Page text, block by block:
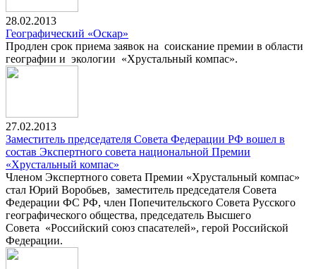
28.02.2013
Географический «Оскар»
Продлен срок приема заявок на соискание премии в области
географии и экологии «Хрустальный компас».
27.02.2013
Заместитель председателя Совета Федерации РФ вошел в
состав Экспертного совета национальной Премии
«Хрустальный компас»
Членом Экспертного совета Премии «Хрустальный компас»
стал Юрий Воробьев, заместитель председателя Совета
Федерации ФС РФ, член Попечительского Совета Русского
географического общества, председатель Высшего
Совета «Российский союз спасателей», герой Российской
Федерации.